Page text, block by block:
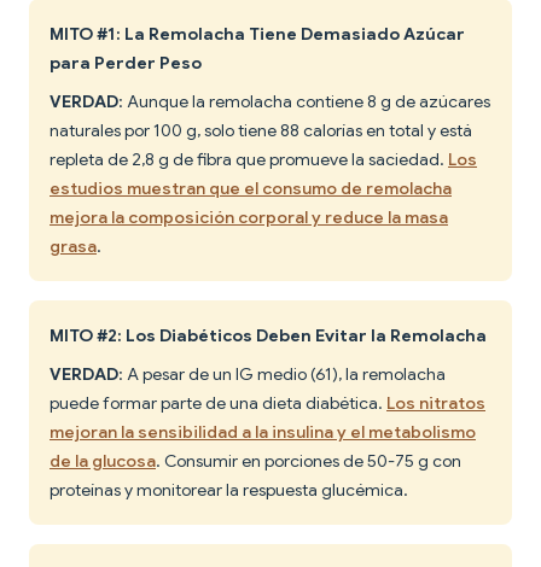
MITO #1: La Remolacha Tiene Demasiado Azúcar
para Perder Peso
VERDAD: Aunque la remolacha contiene 8 g de azúcares
naturales por 100 g, solo tiene 88 calorías en total y está
repleta de 2,8 g de fibra que promueve la saciedad. Los
estudios muestran que el consumo de remolacha
mejora la composición corporal y reduce la masa
grasa.
MITO #2: Los Diabéticos Deben Evitar la Remolacha
VERDAD: A pesar de un IG medio (61), la remolacha
puede formar parte de una dieta diabética. Los nitratos
mejoran la sensibilidad a la insulina y el metabolismo
de la glucosa. Consumir en porciones de 50-75 g con
proteínas y monitorear la respuesta glucémica.